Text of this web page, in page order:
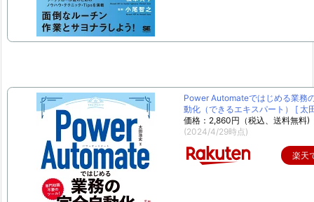
Power Automateではじめる業務
動化（できるエキスパート） [ 太
価格：2,860円（税込、送料無料)
(2024/4/29時点)
楽天